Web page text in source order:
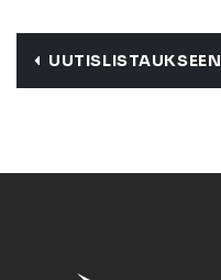
UUTISLISTAUKSEEN